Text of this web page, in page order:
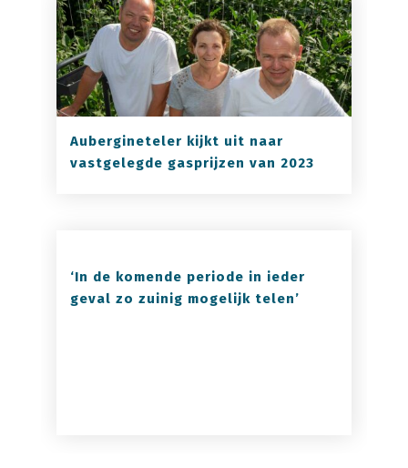
Aubergineteler kijkt uit naar
vastgelegde gasprijzen van 2023
‘In de komende periode in ieder
geval zo zuinig mogelijk telen’